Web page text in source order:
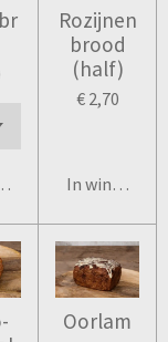
Rozijnen
brood
(half)
€ 2,70
In
Oorlam